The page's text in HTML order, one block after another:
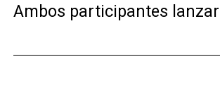
Ambos participantes